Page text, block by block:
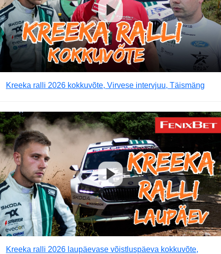
Kreeka ralli 2026 kokkuvõte, Virvese intervjuu, Täismäng
Kreeka ralli 2026 laupäevase võistluspäeva kokkuvõte,